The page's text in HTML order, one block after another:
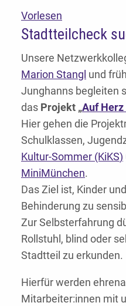
Vorlesen
Stadtteilcheck
Unsere
Marion Stangl und
Junghanns begleiten
das Projekt „Auf Herz
Hier gehen die
Schulklassen,
Kultur-Sommer (KiKS)
MiniMünchen.
Das Ziel ist, Kinder
Behinderung zu
Zur Selbsterfahrung
Rollstuhl, blind oder
Stadtteil zu erkunden.
Hierfür werden
Mitarbeiter:innen mit